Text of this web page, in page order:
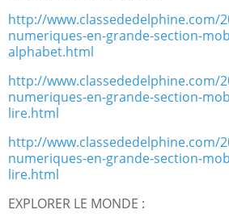
http://www.classededelphine.com/
numeriques-en-grande-section-
alphabet.html
http://www.classededelphine.com/
numeriques-en-grande-section-
lire.html
http://www.classededelphine.com/
numeriques-en-grande-section-
lire.html
EXPLORER LE MONDE :